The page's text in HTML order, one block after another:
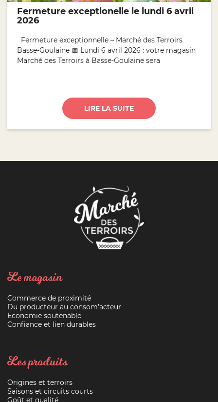
Fermeture exceptionelle le lundi 6 avril
2026
Fermeture exceptionnelle – Marché des Terroirs
Basse-Goulaine 📅 Lundi 6 avril 2026 : votre magasin
Marché des Terroirs à Basse-Goulaine sera
LIRE LA SUITE
Le magasin
Commerce de proximité
Du producteur au consom’acteur
Economie soutenable
Confiance et lien durables
Les produits
Origines et terroirs
Saisons et circuits courts
Goût et qualité